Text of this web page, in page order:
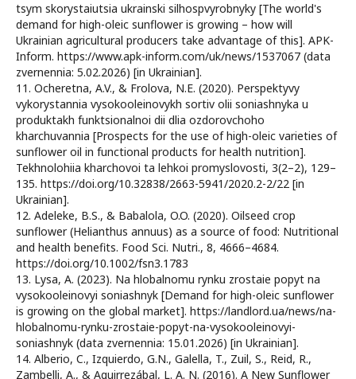
tsym skorystaiutsia ukrainski silhospvyrobnyky [The world's
demand for high-oleic sunflower is growing – how will
Ukrainian agricultural producers take advantage of this]. APK-
Inform. https://www.apk-inform.com/uk/news/1537067 (data
zvernennia: 5.02.2026) [in Ukrainian].
11. Ocheretna, A.V., & Frolova, N.E. (2020). Perspektyvy
vykorystannia vysokooleinovykh sortiv olii soniashnyka u
produktakh funktsionalnoi dii dlia ozdorovchoho
kharchuvannia [Prospects for the use of high-oleic varieties of
sunflower oil in functional products for health nutrition].
Tekhnolohiia kharchovoi ta lehkoi promyslovosti, 3(2–2), 129–
135. https://doi.org/10.32838/2663-5941/2020.2-2/22 [in
Ukrainian].
12. Adeleke, B.S., & Babalola, O.O. (2020). Oilseed crop
sunflower (Helianthus annuus) as a source of food: Nutritional
and health benefits. Food Sci. Nutri., 8, 4666–4684.
https://doi.org/10.1002/fsn3.1783
13. Lysa, A. (2023). Na hlobalnomu rynku zrostaie popyt na
vysokooleinovyi soniashnyk [Demand for high-oleic sunflower
is growing on the global market]. https://landlord.ua/news/na-
hlobalnomu-rynku-zrostaie-popyt-na-vysokooleinovyi-
soniashnyk (data zvernennia: 15.01.2026) [in Ukrainian].
14. Alberio, C., Izquierdo, G.N., Galella, T., Zuil, S., Reid, R.,
Zambelli, A., & Aguirrezábal, L. A. N. (2016). A New Sunflower